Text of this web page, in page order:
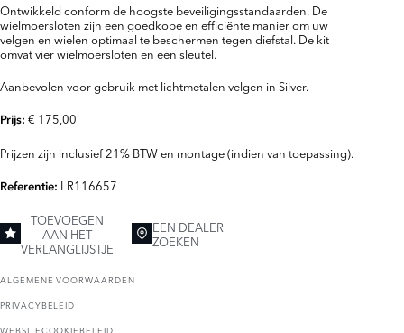
Ontwikkeld conform de hoogste beveiligingsstandaarden. De
wielmoersloten zijn een goedkope en efficiënte manier om uw
velgen en wielen optimaal te beschermen tegen diefstal. De kit
omvat vier wielmoersloten en een sleutel.
Aanbevolen voor gebruik met lichtmetalen velgen in Silver.
Prijs: € 175,00
Prijzen zijn inclusief 21% BTW en montage (indien van toepassing).
Referentie: LR116657
TOEVOEGEN
AAN HET
VERLANGLIJSTJE
EEN DEALER
ZOEKEN
ALGEMENE VOORWAARDEN
PRIVACYBELEID
WEBSITECOOKIEBELEID